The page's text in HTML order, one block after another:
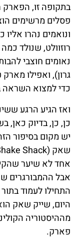
בתקופה זו, הפארק
פסלים מרשימים
ונואמים נהרו
רוזוולט, שנולד
נאומים חוצבי
גרון), ואפילו
כדי למצוא השראה
ואז הגיע הרגע
יש מקום בסיפור
אחד לא שיער
אבל ההמבורגרים
התחילו לעמוד
היום, שייק שאק
מההיסטוריה
פארק.